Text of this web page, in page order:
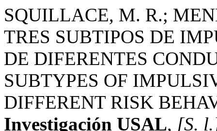
SQUILLACE, M. R.;
TRES SUBTIPOS DE
DE DIFERENTES
SUBTYPES OF
DIFFERENT RISK
Investigación USAL, [S.